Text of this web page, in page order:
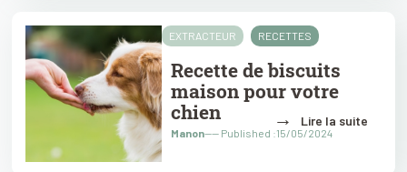
EXTRACTEUR RECETTES
Recette de biscuits
maison pour votre
chien
Manon---- Published :15/05/2024
→ Lire la suite